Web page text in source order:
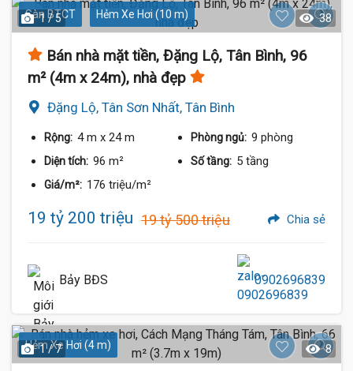
Sàn BTCT Hẻm Xe Hơi (10 m)
1 / 5 38
Bán nhà mặt tiền, Đặng Lộ, Tân Bình, 96
m² (4m x 24m), nhà đẹp
Đặng Lộ, Tân Sơn Nhất, Tân Bình
Rộng: 4 m x 24 m Phòng ngủ: 9 phòng
Diện tích: 96 m² Số tầng: 5 tầng
Giá/m²: 176 triệu/m²
19 tỷ 200 triệu 19 tỷ 500 triệu Chia sẻ
Bảy BĐS 0902696839
Hẻm Xe Hơi (4 m)
1 / 7 8